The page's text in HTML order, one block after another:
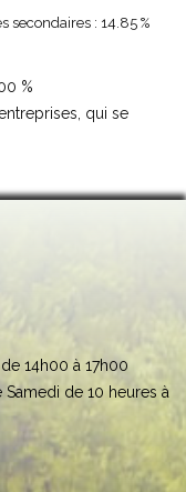
secondaires : 14.85 %
%
qui se
14h00 à 17h00
de 10 heures à